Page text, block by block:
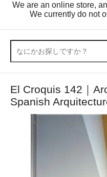
We are an online store,
We currently do not
El Croquis 142｜
Spanish